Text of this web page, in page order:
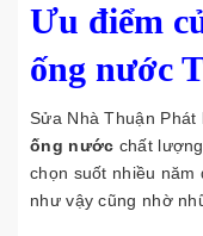
Ưu điểm
ống nước
Sửa Nhà Thuận Phát
ống nước chất
chọn suốt nhiều
như vậy cũng nhờ